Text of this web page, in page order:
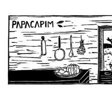
para
conteúdo